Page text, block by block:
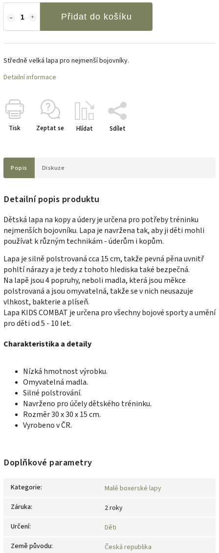
Přidat do košíku
Středně velká lapa pro nejmenší bojovníky.
Detailní informace
Tisk Zeptat se Hlídat Sdílet
Popis Diskuze
Detailní popis produktu
Dětská lapa na kopy a údery je určena pro potřeby tréninku
nejmenších bojovníku. Lapa je navržena tak, aby ji děti mohli
používat k různým technikám - úderům i kopům.
Lapa je silně polstrovaná cca 15 cm, takže pevná pěna uvnitř
pohltí nárazy a je tedy z tohoto hlediska také bezpečná.
Na lapě jsou 4 popruhy, neboli madla, která jsou měkce
polstrovaná a jsou omyvatelná, takže se v nich neusazuje
vlhkost, bakterie a plíseň.
Lapa KIDS COMBAT je určena pro všechny bojové sporty a umění
pro děti od 5 - 10 let.
Charakteristika a detaily
Nízká hmotnost výrobku.
Omyvatelná madla.
Silné polstrování.
Navrženo pro účely dětského tréninku.
Rozměr 30 x 30 x 15 cm.
Vyrobeno v ČR.
Doplňkové parametry
Kategorie:
Malé boxerské lapy
Záruka:
2 roky
Určení:
Děti
Země původu: Česká republika